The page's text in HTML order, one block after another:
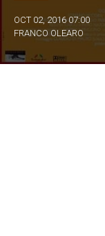
OCT 02, 2016 07:00
FRANCO OLEARO